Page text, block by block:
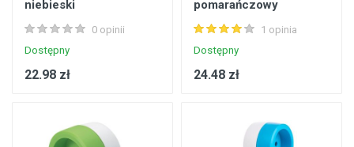
niebieski
0 opinii
Dostępny
22.98 zł
pomarańczowy
1 opinia
Dostępny
24.48 zł